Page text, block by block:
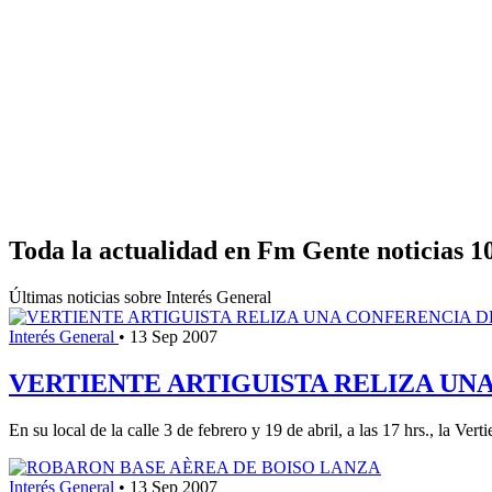
Toda la actualidad en Fm Gente noticias
Últimas noticias sobre Interés General
Interés General • 13 Sep 2007
VERTIENTE ARTIGUISTA RELIZA
En su local de la calle 3 de febrero y 19 de abril, a las 17 hrs., la
Interés General • 13 Sep 2007